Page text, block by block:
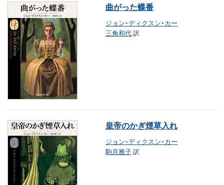
曲がった蝶番
ジョン・ディクスン・カー
三角和代訳
皇帝のかぎ煙草入れ
ジョン・ディクスン・カー
駒月雅子訳